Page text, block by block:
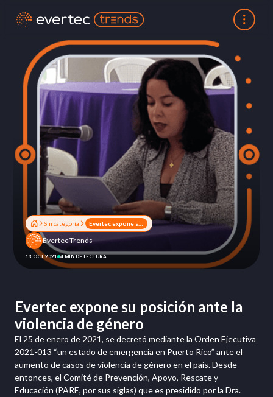
Sin categoría
Evertec Trends
13 OCT 2021 4 MIN DE LECTURA
Evertec expone su posición ante la
violencia de género
El 25 de enero de 2021, se decretó mediante la Orden Ejecutiva
2021-013 “un estado de emergencia en Puerto Rico” ante el
aumento de casos de violencia de género en el país. Desde
entonces, el Comité de Prevención, Apoyo, Rescate y
Educación (PARE, por sus siglas) que es presidido por la Dra.